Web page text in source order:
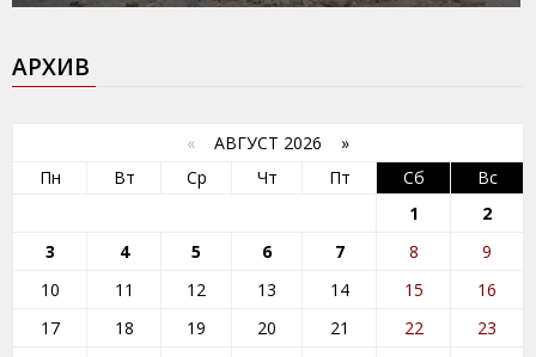
АРХИВ
« АВГУСТ 2026 »
Пн
Вт Ср Чт Пт Сб
Вс
1
2
3
4 5 6 7 8
9
10
11 12 13 14 15
16
17
18 19 20 21 22
23